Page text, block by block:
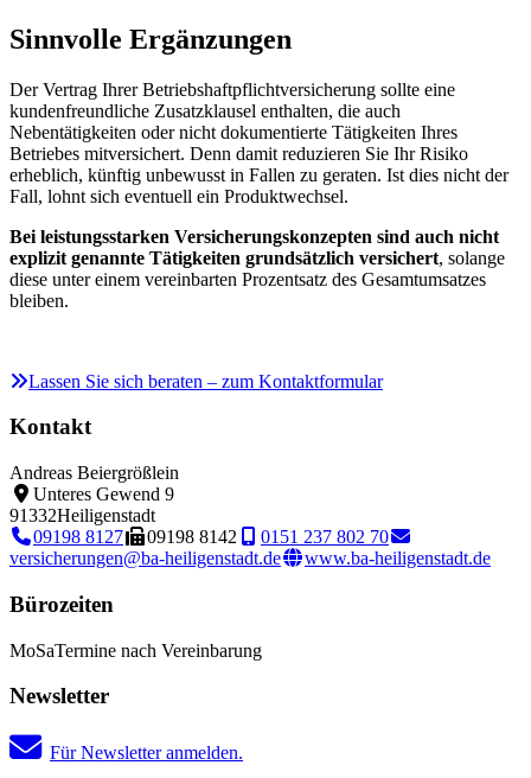
Sinnvolle Ergänzungen
Der Vertrag Ihrer Betriebshaftpflichtversicherung sollte eine
kundenfreundliche Zusatzklausel enthalten, die auch
Nebentätigkeiten oder nicht dokumentierte Tätigkeiten Ihres
Betriebes mitversichert. Denn damit reduzieren Sie Ihr Risiko
erheblich, künftig unbewusst in Fallen zu geraten. Ist dies nicht der
Fall, lohnt sich eventuell ein Produktwechsel.
Bei leistungsstarken Versicherungskonzepten sind auch nicht
explizit genannte Tätigkeiten grundsätzlich versichert, solange
diese unter einem vereinbarten Prozentsatz des Gesamtumsatzes
bleiben.
Lassen Sie sich beraten – zum Kontaktformular
Kontakt
Andreas Beiergrößlein
Unteres Gewend 9
91332Heiligenstadt
09198 8127
09198 8142
0151 237 802 70
versicherungen@ba-heiligenstadt.de
www.ba-heiligenstadt.de
Bürozeiten
MoSaTermine nach Vereinbarung
Newsletter
Für Newsletter anmelden.